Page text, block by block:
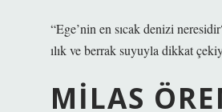
“Ege’nin en sıcak denizi
ılık ve berrak suyuyla dikkat
MILAS